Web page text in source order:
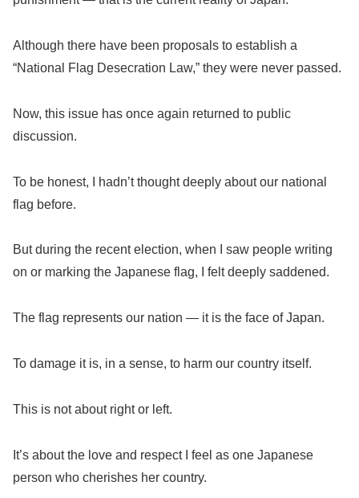
Although there have been proposals to establish a
“National Flag Desecration Law,” they were never passed.
Now, this issue has once again returned to public
discussion.
To be honest, I hadn’t thought deeply about our national
flag before.
But during the recent election, when I saw people writing
on or marking the Japanese flag, I felt deeply saddened.
The flag represents our nation — it is the face of Japan.
To damage it is, in a sense, to harm our country itself.
This is not about right or left.
It’s about the love and respect I feel as one Japanese
person who cherishes her country.